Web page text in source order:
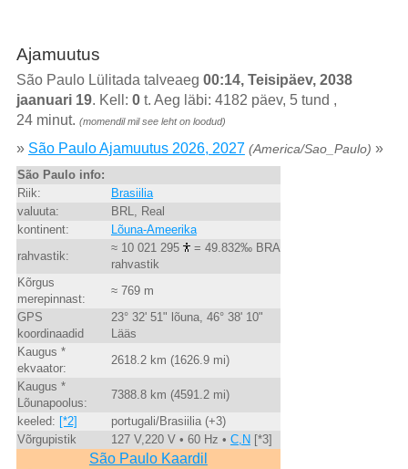
Ajamuutus
São Paulo Lülitada talveaeg 00:14, Teisipäev, 2038
jaanuari 19. Kell: 0t. Aeg läbi: 4182 päev, 5 tund ,
24 minut. (momendil mil see leht on loodud)
» São Paulo Ajamuutus 2026, 2027 (America/Sao_Paulo) »
São Paulo info:
Riik:
Brasiilia
valuuta:
BRL, Real
kontinent:
Lõuna-Ameerika
rahvastik:
≈ 10 021 295
= 49.832‰ BRA
rahvastik
Kõrgus
merepinnast:
≈ 769 m
GPS
koordinaadid
23° 32' 51" lõuna, 46° 38' 10"
Lääs
Kaugus *
ekvaator:
2618.2 km (1626.9 mi)
Kaugus *
Lõunapoolus:
7388.8 km (4591.2 mi)
keeled: [*2]
portugali/Brasiilia (+3)
Võrgupistik
127 V,220 V • 60 Hz • C,N [*3]
São Paulo Kaardil